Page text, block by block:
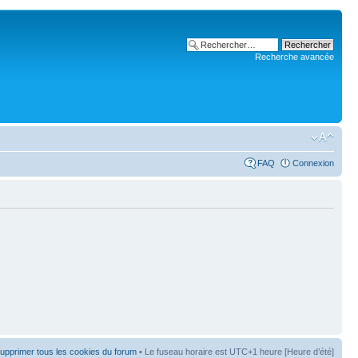
Recherche avancée
FAQ Connexion
tous les cookies du forum • Le fuseau horaire est UTC+1 heure [Heure d’été]